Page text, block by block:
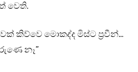
වෙති.
කිව්වෙ මොකද්ද මිස්ට ප්‍රවීන්…
නෑ”